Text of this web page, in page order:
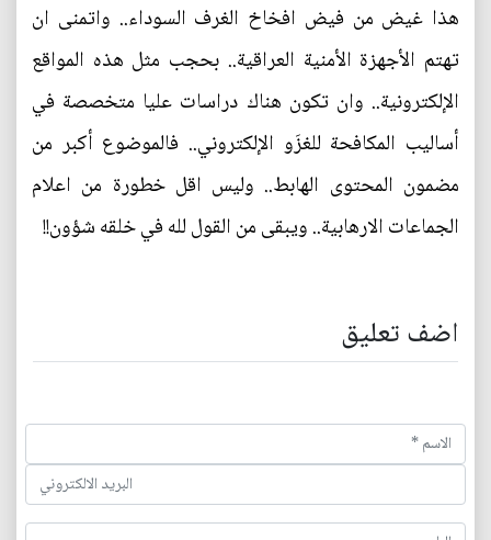
هذا غيض من فيض افخاخ الغرف السوداء.. واتمنى ان
تهتم الأجهزة الأمنية العراقية.. بحجب مثل هذه المواقع
الإلكترونية.. وان تكون هناك دراسات عليا متخصصة في
أساليب المكافحة للغزَو الإلكتروني.. فالموضوع أكبر من
مضمون المحتوى الهابط.. وليس اقل خطورة من اعلام
الجماعات الارهابية.. ويبقى من القول لله في خلقه شؤون!!
اضف تعليق